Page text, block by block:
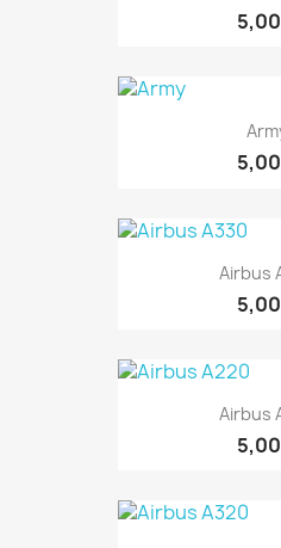
Airbus
Airbus